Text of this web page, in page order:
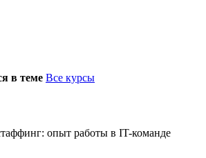
в теме Все курсы
опыт работы в IT-команде